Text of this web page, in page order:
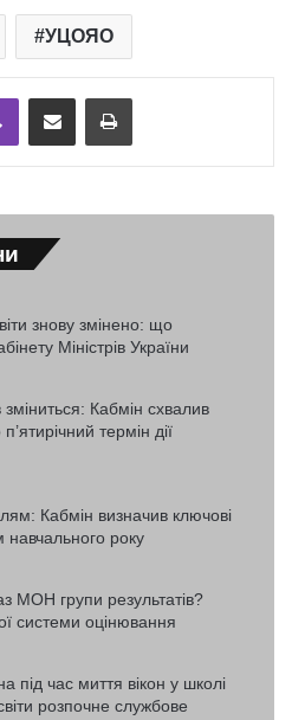
УЦОЯО
Viber Надіслати електронною поштоюНадрукувати
знову змінено: що
Міністрів України
зміниться: Кабмін схвалив
термін дії
Кабмін визначив ключові
року
МОН групи результатів?
системи оцінювання
під час миття вікон у школі
розпочне службове